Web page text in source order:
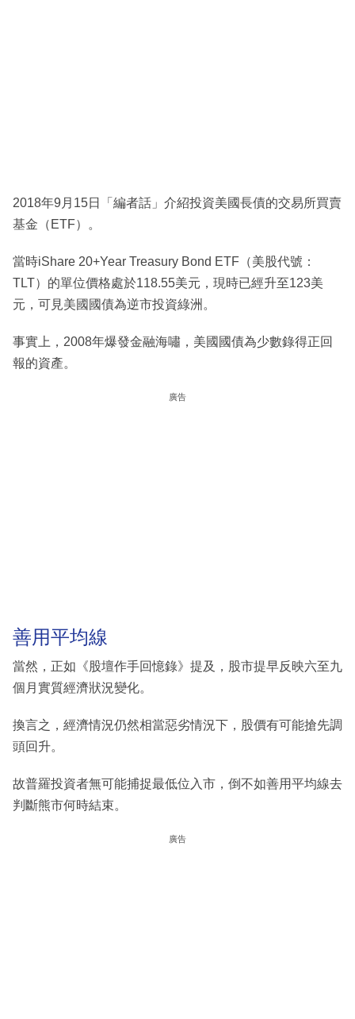
2018年9月15日「編者話」介紹投資美國長債的交易所買賣
基金（ETF）。
當時iShare 20+Year Treasury Bond ETF（美股代號：
TLT）的單位價格處於118.55美元，現時已經升至123美
元，可見美國國債為逆市投資綠洲。
事實上，2008年爆發金融海嘯，美國國債為少數錄得正回
報的資產。
廣告
善用平均線
當然，正如《股壇作手回憶錄》提及，股市提早反映六至九
個月實質經濟狀況變化。
換言之，經濟情況仍然相當惡劣情況下，股價有可能搶先調
頭回升。
故普羅投資者無可能捕捉最低位入市，倒不如善用平均線去
判斷熊市何時結束。
廣告